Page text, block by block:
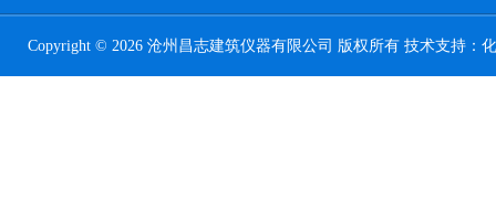
Copyright © 2026 沧州昌志建筑仪器有限公司 版权所有 技术支持：